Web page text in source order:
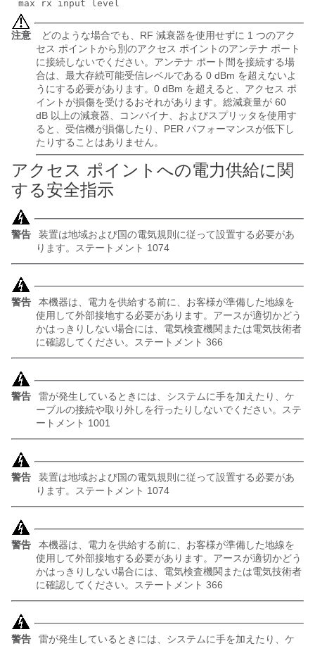
max rx input level
注意
どのような場合でも、RF 減衰器を使用せずに 1 つのアク
セス ポイントから別のアクセス ポイントのアンテナ ポート
に接続しないでください。アンテナ ポート間を接続する場
合は、最大存続可能受信レベルである 0 dBm を超えないよ
うにする必要があります。0 dBm を超えると、アクセス ポ
イントが損傷を受けるおそれがあります。総減衰量が 60
dB 以上の減衰器、コンバイナ、およびスプリッタを使用す
ると、受信機が損傷したり、PER パフォーマンスが低下し
たりすることはありません。
アクセス ポイントへの電力供給に関
する安全指示
警告
装置は地域および国の電気規則に従って設置する必要があ
ります。ステートメント 1074
警告
本機器は、電力を供給する前に、お客様が準備した地線を
使用して外部接地する必要があります。アースが適切かどう
かはっきりしない場合には、電気検査機関または電気技術者
に確認してください。ステートメント 366
警告
雷が発生しているときには、システムに手を加えたり、ケ
ーブルの接続や取り外しを行ったりしないでください。ステ
ートメント 1001
警告
装置は地域および国の電気規則に従って設置する必要があ
ります。ステートメント 1074
警告
本機器は、電力を供給する前に、お客様が準備した地線を
使用して外部接地する必要があります。アースが適切かどう
かはっきりしない場合には、電気検査機関または電気技術者
に確認してください。ステートメント 366
警告
雷が発生しているときには、システムに手を加えたり、ケ